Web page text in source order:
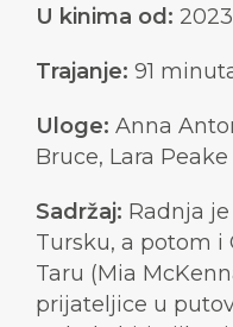
U kinima od:
Trajanje: 91
Uloge: Anna
Bruce, Lara Peake
Sadržaj: Radnja
Tursku, a potom i
Taru (Mia
prijateljice u